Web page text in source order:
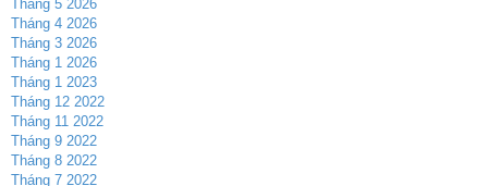
Tháng 5 2026
Tháng 4 2026
Tháng 3 2026
Tháng 1 2026
Tháng 1 2023
Tháng 12 2022
Tháng 11 2022
Tháng 9 2022
Tháng 8 2022
Tháng 7 2022